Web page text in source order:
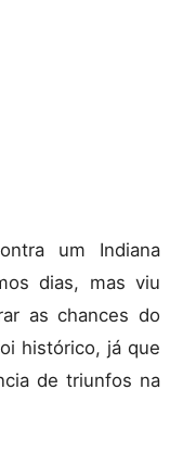
um Indiana
dias, mas viu
as chances do
histórico, já que
de triunfos na